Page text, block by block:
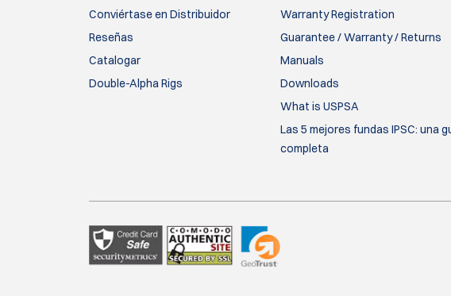
Conviértase en Distribuidor
Reseñas
Catalogar
Double-Alpha Rigs
Warranty Registration
Guarantee / Warranty / Returns
Manuals
Downloads
What is USPSA
Las 5 mejores fundas IPSC: una
completa